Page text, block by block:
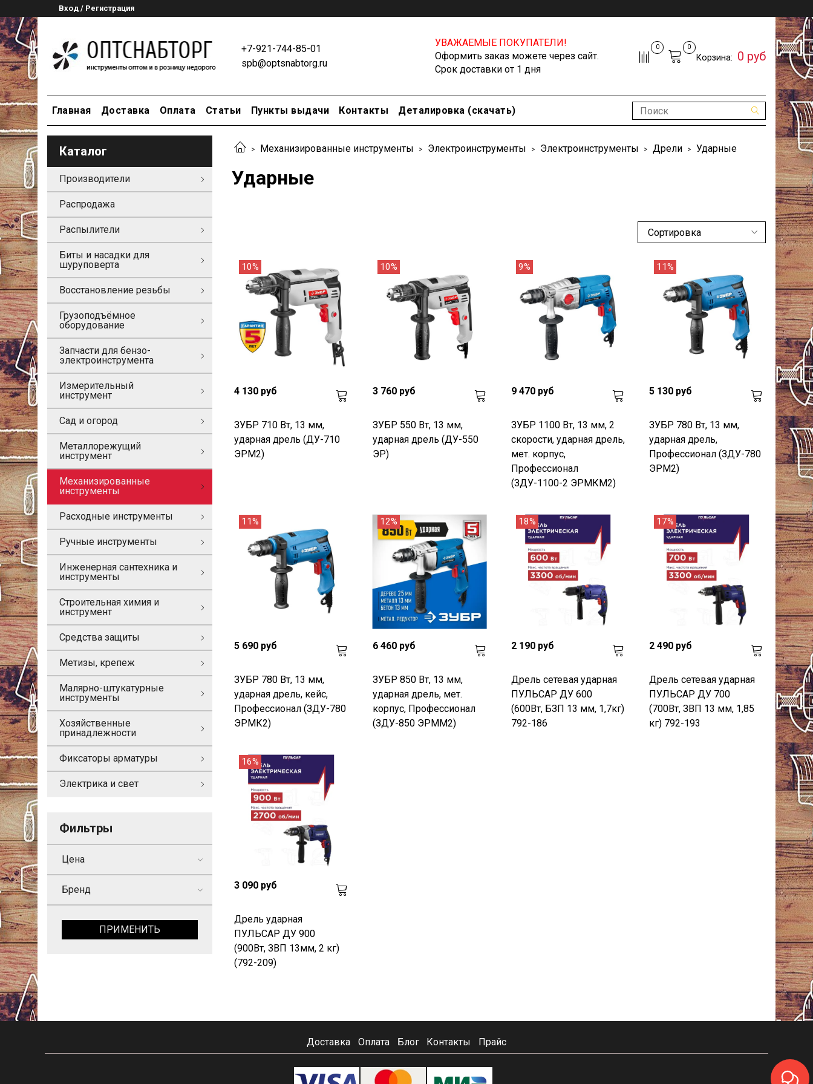
Вход / Регистрация
+7-921-744-85-01
spb@optsnabtorg.ru
УВАЖАЕМЫЕ ПОКУПАТЕЛИ!
Оформить заказ можете через сайт.
Срок доставки от 1 дня
0 0
Корзина: 0 руб
Главная Доставка Оплата Статьи Пункты выдачи Контакты Деталировка (скачать)
Механизированные инструменты Электроинструменты Электроинструменты Дрели Ударные
Ударные
10%
4 130 руб
ЗУБР 710 Вт, 13 мм,
ударная дрель (ДУ-710
ЭРМ2)
10%
3 760 руб
ЗУБР 550 Вт, 13 мм,
ударная дрель (ДУ-550
ЭР)
9%
9 470 руб
ЗУБР 1100 Вт, 13 мм, 2
скорости, ударная дрель,
мет. корпус,
Профессионал
(ЗДУ-1100-2 ЭРМКМ2)
11%
5 130 руб
ЗУБР 780 Вт, 13 мм,
ударная дрель,
Профессионал (ЗДУ-780
ЭРМ2)
11%
5 690 руб
ЗУБР 780 Вт, 13 мм,
ударная дрель, кейс,
Профессионал (ЗДУ-780
ЭРМК2)
12%
6 460 руб
ЗУБР 850 Вт, 13 мм,
ударная дрель, мет.
корпус, Профессионал
(ЗДУ-850 ЭРММ2)
18%
2 190 руб
Дрель сетевая ударная
ПУЛЬСАР ДУ 600
(600Вт, БЗП 13 мм, 1,7кг)
792-186
17%
2 490 руб
Дрель сетевая ударная
ПУЛЬСАР ДУ 700
(700Вт, ЗВП 13 мм, 1,85
кг) 792-193
16%
3 090 руб
Дрель ударная
ПУЛЬСАР ДУ 900
(900Вт, ЗВП 13мм, 2 кг)
(792-209)
Каталог
Производители
Распродажа
Распылители
Биты и насадки для
шуруповерта
Восстановление резьбы
Грузоподъёмное
оборудование
Запчасти для бензо-
электроинструмента
Измерительный
инструмент
Сад и огород
Металлорежущий
инструмент
Механизированные
инструменты
Расходные инструменты
Ручные инструменты
Инженерная сантехника и
инструменты
Строительная химия и
инструмент
Средства защиты
Метизы, крепеж
Малярно-штукатурные
инструменты
Хозяйственные
принадлежности
Фиксаторы арматуры
Электрика и свет
Фильтры
Цена
Бренд
ПРИМЕНИТЬ
Доставка Оплата Блог Контакты Прайс